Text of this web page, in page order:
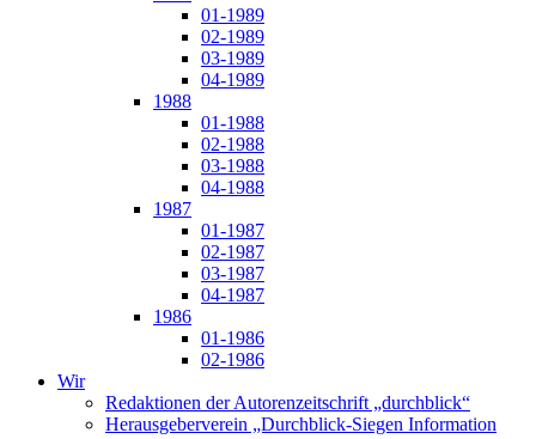
01-1989
02-1989
03-1989
04-1989
1988
01-1988
02-1988
03-1988
04-1988
1987
01-1987
02-1987
03-1987
04-1987
1986
01-1986
02-1986
Wir
Redaktionen der Autorenzeitschrift „durchblick“
Herausgeberverein „Durchblick-Siegen Information